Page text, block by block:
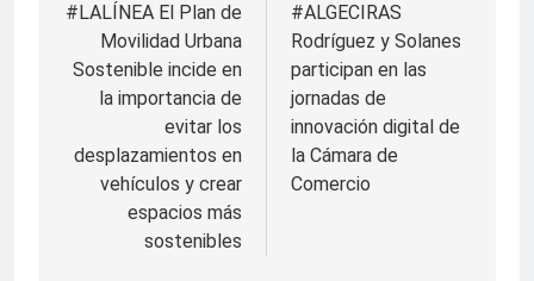
de
entradas
#LALÍNEA El Plan de
Movilidad Urbana
Sostenible incide en
la importancia de
evitar los
desplazamientos en
vehículos y crear
espacios más
sostenibles
#ALGECIRAS
Rodríguez y Solanes
participan en las
jornadas de
innovación digital de
la Cámara de
Comercio